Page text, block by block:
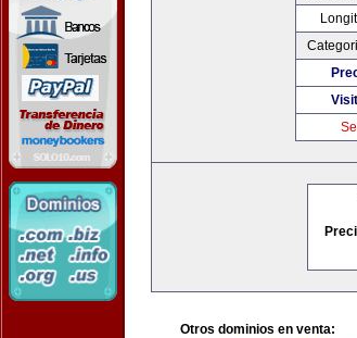
Otros dominios en venta: